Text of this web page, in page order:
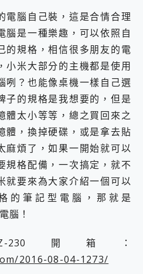
超好用的 PLAUD NotePin AI 智慧錄音膠囊~ 您的AI 秘書已上線 每月免費送你 300分鐘轉寫
COMPUTEX 2025 來囉！AGI亞奇雷 AI・Gaming・創作儲存方案登場，趕快來AGI亞奇雷挑戰任務抽 PS5！
自帶線的 有線無線都能充 ONPRO MagReact M5 10000mAh 5合1 磁吸無線急速行動電源 開箱 評測
飛利浦 JS7310 ⚡【電急便｜行動儲能救車電源】 可靠的旅行夥伴！帶給您優異的安全性與強大供電效能
是螢幕也是電視! 一機超多用途「MSI微星 Modern MD272UPSW 27型」 4K IPS 輕薄商用智慧聯網螢幕 開箱 評測
您的專屬AI 助手 Yoga Slim 7 Aura Edition 觸控AI筆電 開箱 評測
realme 14 Pro 超硬軍規、冰感變色實測，realme 14 5G 遊戲戰鬥值爆表，效能x娛樂全都要！
iPhone、Apple Watch、AirPods耳機 三個設備充電一起搞定 ONPRO MagReact™ M3 3 in 1可攜摺疊無線充電器 開箱 評測
動靜皆宜「HUAWEI FreeArc」開放式耳掛耳機，無感配戴! 超穩超服貼，音質、通話也很優質
好玩好拍 vivo V50 ~ 口袋裡的 Zeiss 潮流攝影棚!
25種洗烘模式一機搞定! Roborock 衣莉莎白 H1 Neo分子篩洗脫烘 AI 滾筒洗衣機
給 MSI Claw 系列電競掌機 最完美的家 MSI Nest Docking Station 掌機專屬擴充底座 開箱 評測
B&O 精品級音響! Home+ 中嘉寬頻 SoundBox 劇院串流盒 開箱 評測
2億 APO蔡司長焦神機降臨~ vivo X200 Pro、vivo X200 就是這麼好拍
EaseUS Vocal Remover 免費線上去聲器一鍵去除人聲 人聲 音樂分離 2024 消除人聲推薦
3 個超值 MHN 飛人工具分享~~ iToolab AnyGo 魔物獵人 Now飛人 ios教學 不出門也可以到處走
小體積 40000mAh 超大容量 一次充5個設備 充好充滿 CUKTECH 酷態科 300W 微型充電站 開箱 評測
磁碟系統大風吹 有了 磁碟管理程式 EaseUS Partition Master 就是這麼簡單
電腦自己裝，這是合情合理
腦是一種樂趣，可以依照自
的規格，相信很多朋友的電
小米大部分的主機都是使用
咧？也能像桌機一樣自己選
子的規格是我想要的，但是
體太小等等，總之買回來之
體，換掉硬碟，或是拿去貼
麻煩了，如果一開始就可以
規格配備，一次搞定，就不
就要來為大家介紹一個可以
的筆記型電腦，那就是
腦！
開箱：
2016-08-04-1273/